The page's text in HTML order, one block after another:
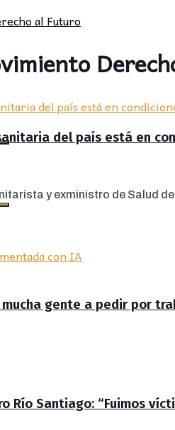
al Futuro
del país está en
y exministro de Salud
mucha gente a pedir por
Río Santiago: “Fuimos